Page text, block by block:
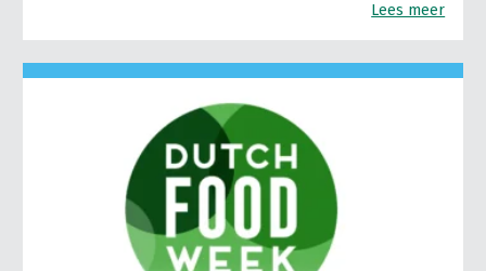
Lees meer